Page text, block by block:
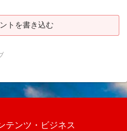
トを書き込む
テンツ・ビジネス